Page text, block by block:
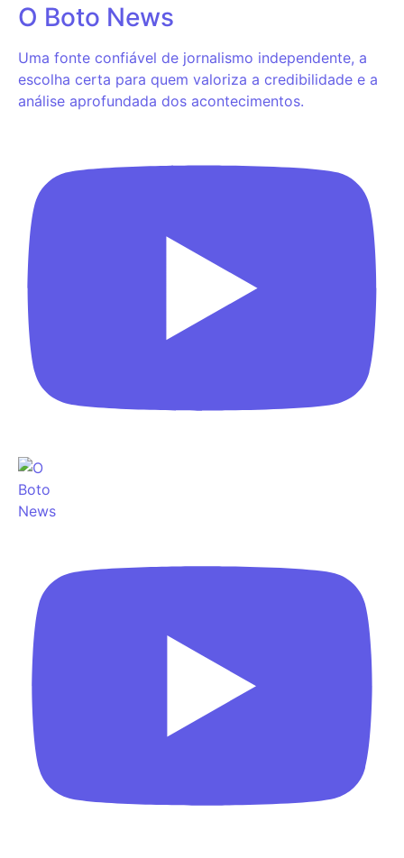
O Boto News
Uma fonte confiável de jornalismo independente, a
escolha certa para quem valoriza a credibilidade e a
análise aprofundada dos acontecimentos.